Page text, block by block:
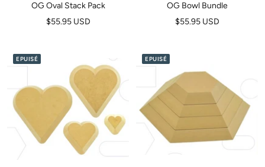
OG Oval Stack Pack
Prix
$55.95 USD
OG Bowl Bundle
Prix
$55.95 USD
EPUISÉ EPUISÉ